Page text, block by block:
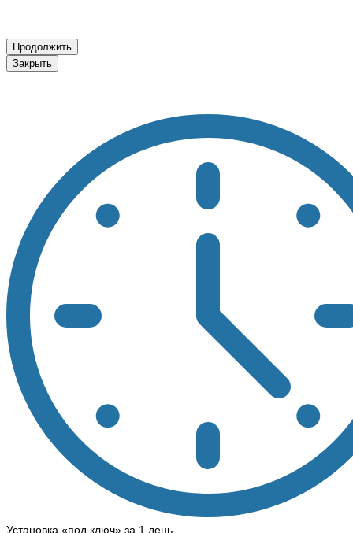
Продолжить
Закрыть
Установка «под ключ» за 1 день